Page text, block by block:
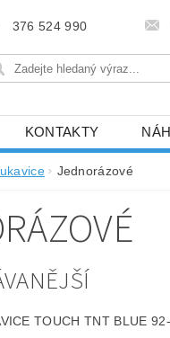
376 524 990
KONTAKTY
Jednorázové
TOUCH TNT BLUE